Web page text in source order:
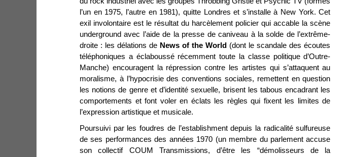
l’un en 1975, l’autre en 1981), quitte Londres et s’installe à New York. Cet
exil involontaire est le résultat du harcèlement policier qui accable la scène
underground avec l’aide de la presse de caniveau à la solde de l’extrême-
droite : les délations de News of the World (dont le scandale des écoutes
téléphoniques a éclaboussé récemment toute la classe politique d’Outre-
Manche) encouragent la répression contre les artistes qui s’attaquent au
moralisme, à l’hypocrisie des conventions sociales, remettent en question
les notions de genre et d’identité sexuelle, brisent les tabous encadrant les
comportements et font voler en éclats les règles qui fixent les limites de
l’expression artistique et musicale.
Poursuivi par les foudres de l’establishment depuis la radicalité sulfureuse
de ses performances des années 1970 (un membre du parlement accuse
son collectif COUM Transmissions, d’être les “démolisseurs de la